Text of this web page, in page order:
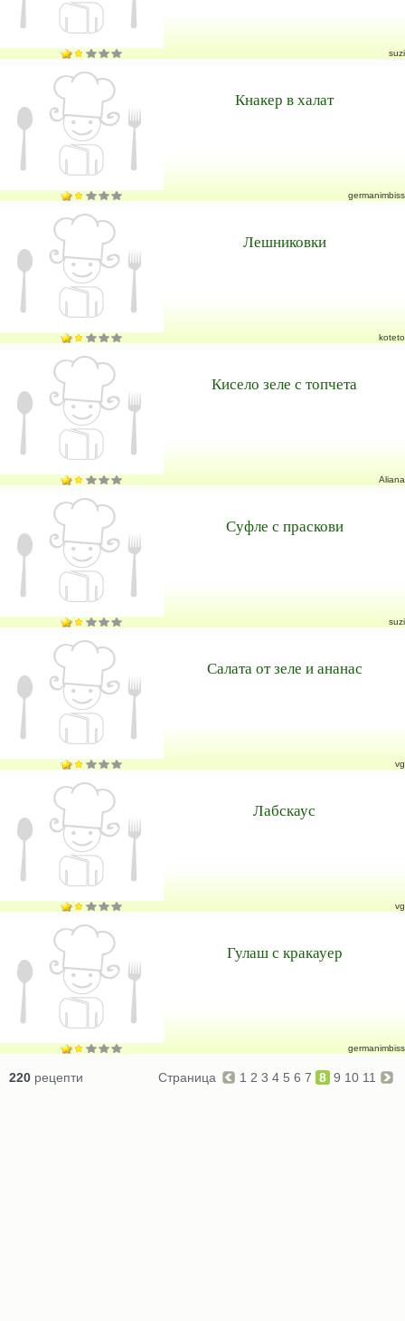
suzi
Кнакер в халат
germanimbiss
Лешниковки
koteto
Кисело зеле с топчета
Aliana
Суфле с праскови
suzi
Салата от зеле и ананас
vg
Лабскаус
vg
Гулаш с кракауер
germanimbiss
220 рецепти Страница 1 2 3 4 5 6 7 8 9 10 11